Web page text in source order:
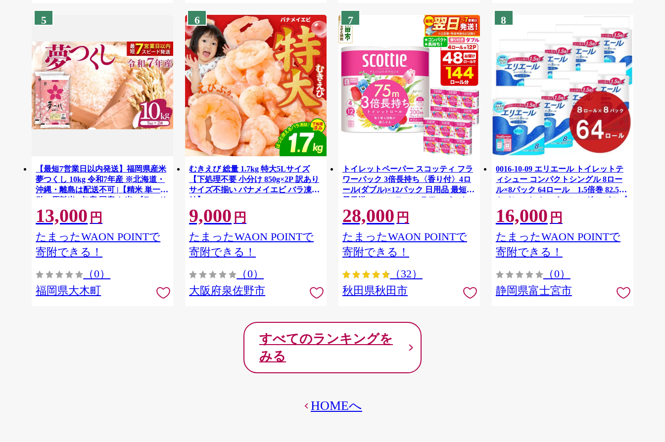
5
【最短7営業日以内発送】福岡県産米
夢つくし 10kg 令和7年産 ※北海道・
沖縄・離島は配送不可 |【精米 単一米
単一原料米 7年産 国産 お米 ブランド
米 5kg × 2 ゆめつくし】CY009_01
13,000 円
たまったWAON POINTで
寄附できる！
（0）
福岡県大木町
6
むきえび 総量 1.7kg 特大5Lサイズ
【下処理不要 小分け 850g×2P 訳あり
サイズ不揃い バナメイエビ バラ凍
結】 G4142
9,000 円
たまったWAON POINTで
寄附できる！
（0）
大阪府泉佐野市
7
トイレットペーパー スコッティ フラ
ワーパック 3倍長持ち〈香り付〉4ロ
ール(ダブル)×12パック 日用品 最短翌
日発送 [スコッティ フラワーパック
トイレットペーパー 日本製紙クレシ
ア] 秋田県秋田市
28,000 円
たまったWAON POINTで
寄附できる！
（32）
秋田県秋田市
8
0016-10-09 エリエール トイレットテ
ィシュー コンパクトシングル 8ロー
ル×8パック 64ロール 1.5倍巻 82.5m
トイレットペーパー シングル パルプ
100％ 香りつき 日用品 消耗品 備蓄
16,000 円
たまったWAON POINTで
寄附できる！
（0）
静岡県富士宮市
すべてのランキングを
みる
HOMEへ